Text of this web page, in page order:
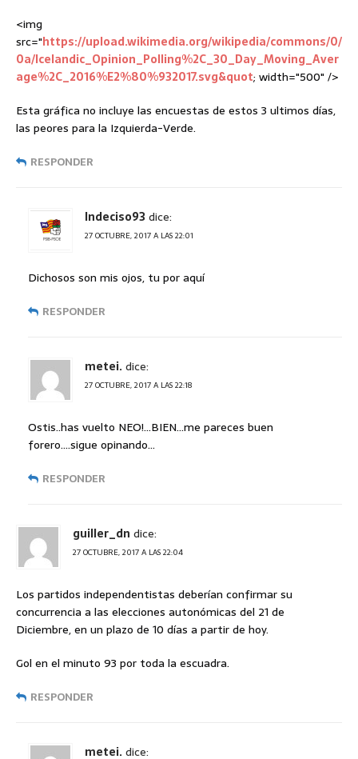
<img
src="https://upload.wikimedia.org/wikipedia/commons/0/
0a/Icelandic_Opinion_Polling%2C_30_Day_Moving_Aver
age%2C_2016%E2%80%932017.svg&quot; width="500" />
Esta gráfica no incluye las encuestas de estos 3 ultimos días,
las peores para la Izquierda-Verde.
RESPONDER
Indeciso93 dice:
27 OCTUBRE, 2017 A LAS 22:01
Dichosos son mis ojos, tu por aquí
RESPONDER
metei.dice:
27 OCTUBRE, 2017 A LAS 22:18
Ostis..has vuelto NEO!…BIEN…me pareces buen
forero….sigue opinando…
RESPONDER
guiller_dn dice:
27 OCTUBRE, 2017 A LAS 22:04
Los partidos independentistas deberían confirmar su
concurrencia a las elecciones autonómicas del 21 de
Diciembre, en un plazo de 10 días a partir de hoy.
Gol en el minuto 93 por toda la escuadra.
RESPONDER
metei.dice: